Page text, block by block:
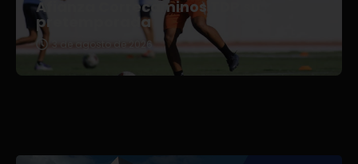
Afianza Correcaminos TDP su
pretemporada
3 de agosto de 2026